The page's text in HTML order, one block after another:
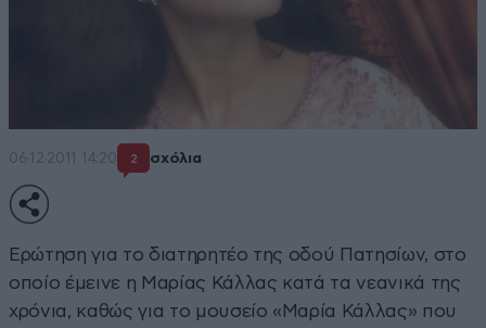
06·12·2011 14:20 2 σχόλια
Eρώτηση για το διατηρητέο της οδού Πατησίων, στο
οποίο έμεινε η Μαρίας Κάλλας κατά τα νεανικά της
χρόνια, καθώς για το μουσείο «Μαρία Κάλλας» που